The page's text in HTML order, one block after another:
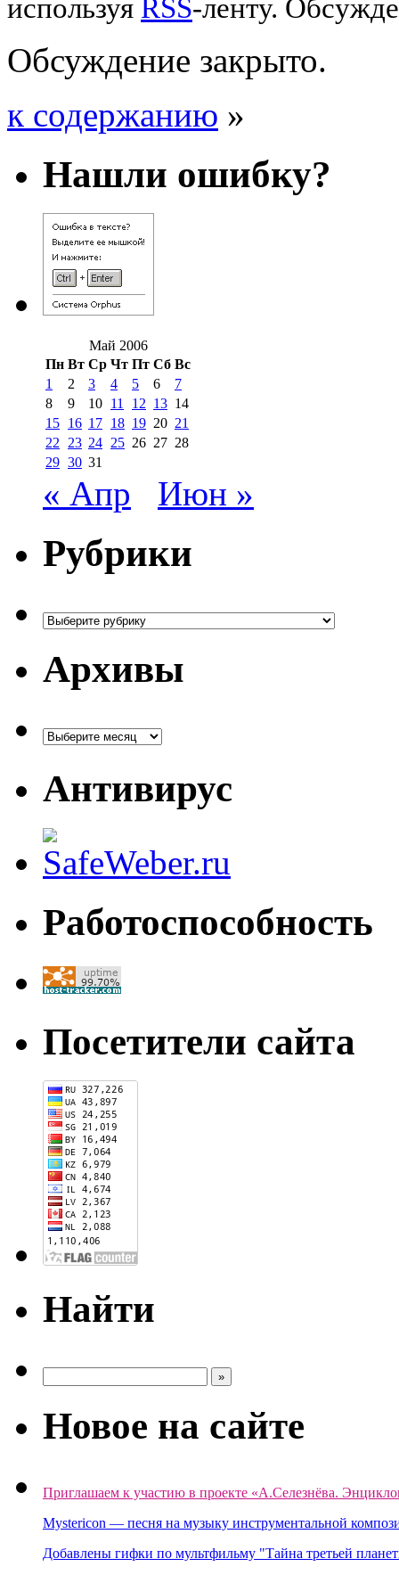
используя RSS-ленту.
Обсуждение закрыто.
к содержанию »
Нашли ошибку?
Май 2006
Пн Вт Ср Чт Пт Сб Вс
1
2 3 4 5 6
7
8
9 10 11 12 13 14
15 16 17 18 19 20 21
22 23 24 25 26 27 28
29 30 31
« Апр Июн »
Рубрики
Рубрики
Архивы
Антивирус
Работоспособность
Посетители сайта
Найти
Новое на сайте
Приглашаем к участию в проекте «А.Селезнёва.
Mystericon — песня на музыку инструментальной
Добавлены гифки по мультфильму "Тайна третьей